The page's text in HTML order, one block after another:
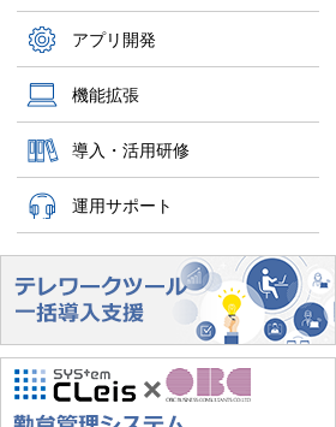
アプリ開発
機能拡張
導入・活用研修
運用サポート